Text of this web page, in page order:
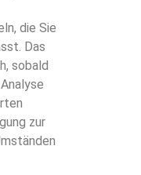
die Sie
Das
sobald
zur